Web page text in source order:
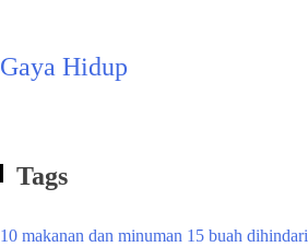
Gaya Hidup
Tags
10 makanan dan minuman 15 buah dihindari